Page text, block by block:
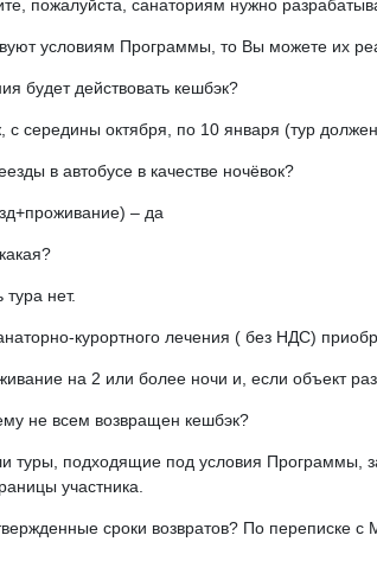
пожалуйста, санаториям нужно
условиям Программы, то Вы можете их
будет действовать кешбэк?
середины октября, по 10 января (тур
в автобусе в качестве ночёвок?
– да
нет.
курортного лечения ( без НДС)
на 2 или более ночи и, если объект
не всем возвращен кешбэк?
туры, подходящие под условия Программы,
участника.
сроки возвратов? По переписке